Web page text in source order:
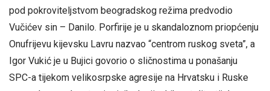
pod pokroviteljstvom beogradskog režima predvodio
Vučićev sin – Danilo. Porfirije je u skandaloznom priopćenju
Onufrijevu kijevsku Lavru nazvao “centrom ruskog sveta”, a
Igor Vukić je u Bujici govorio o sličnostima u ponašanju
SPC-a tijekom velikosrpske agresije na Hrvatsku i Ruske